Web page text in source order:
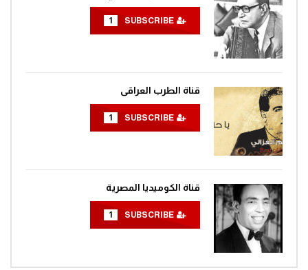
1
قناة الطرب العراقى
1
قناة الكوميديا المصرية
1